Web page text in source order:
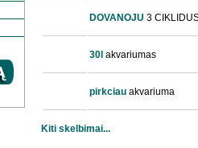
DOVANOJU 3
30l akvariumas
pirkciau akvariuma
Kiti skelbimai...